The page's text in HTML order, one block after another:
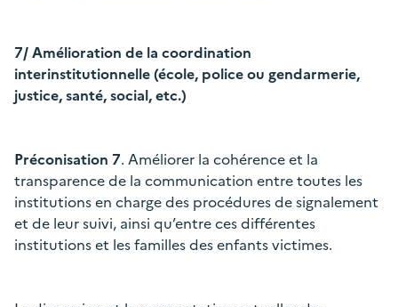
7/ Amélioration de la coordination
interinstitutionnelle (école, police ou gendarmerie,
justice, santé, social, etc.)
Préconisation 7. Améliorer la cohérence et la
transparence de la communication entre toutes les
institutions en charge des procédures de signalement
et de leur suivi, ainsi qu’entre ces différentes
institutions et les familles des enfants victimes.